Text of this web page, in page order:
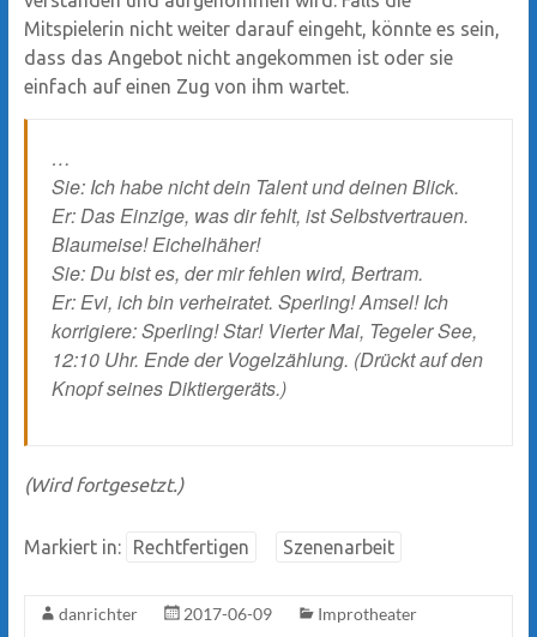
Mitspielerin nicht weiter darauf eingeht, könnte es sein,
dass das Angebot nicht angekommen ist oder sie
einfach auf einen Zug von ihm wartet.
…
Sie: Ich habe nicht dein Talent und deinen Blick.
Er: Das Einzige, was dir fehlt, ist Selbstvertrauen.
Blaumeise! Eichelhäher!
Sie: Du bist es, der mir fehlen wird, Bertram.
Er: Evi, ich bin verheiratet. Sperling! Amsel! Ich
korrigiere: Sperling! Star! Vierter Mai, Tegeler See,
12:10 Uhr. Ende der Vogelzählung. (Drückt auf den
Knopf seines Diktiergeräts.)
(Wird fortgesetzt.)
Markiert in: Rechtfertigen Szenenarbeit
danrichter 2017-06-09
Improtheater